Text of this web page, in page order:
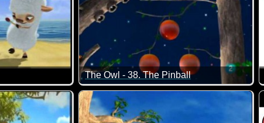
untergegangen ist, landet die Kiste mit dem kleinen Schaf
The Owl - 38. The Pinball
Auf dem eigenen Baum das Opfer eines